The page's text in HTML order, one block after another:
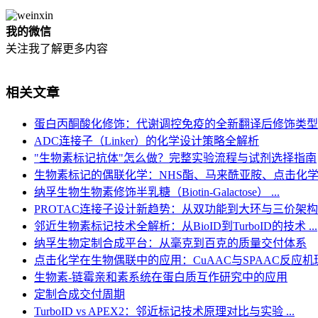
我的微信
关注我了解更多内容
相关文章
蛋白丙酮酸化修饰：代谢调控免疫的全新翻译后修饰类型
ADC连接子（Linker）的化学设计策略全解析
"生物素标记抗体"怎么做？完整实验流程与试剂选择指南
生物素标记的偶联化学：NHS酯、马来酰亚胺、点击化
纳孚生物生物素修饰半乳糖（Biotin-Galactose） ...
PROTAC连接子设计新趋势：从双功能到大环与三价架构
邻近生物素标记技术全解析：从BioID到TurboID的技术 ...
纳孚生物定制合成平台：从毫克到百克的质量交付体系
点击化学在生物偶联中的应用：CuAAC与SPAAC反应机
生物素-链霉亲和素系统在蛋白质互作研究中的应用
定制合成交付周期
TurboID vs APEX2：邻近标记技术原理对比与实验 ...